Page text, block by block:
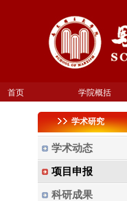
首页 学院概括
学术研究
学术动态
项目申报
科研成果